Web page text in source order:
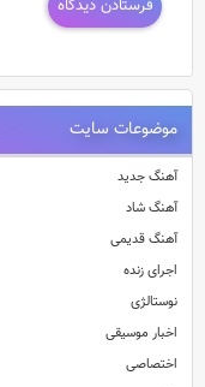
موضوعات سایت
آهنگ جدید
آهنگ شاد
آهنگ قدیمی
اجرای زنده
نوستالژی
اخبار موسیقی
اختصاصی